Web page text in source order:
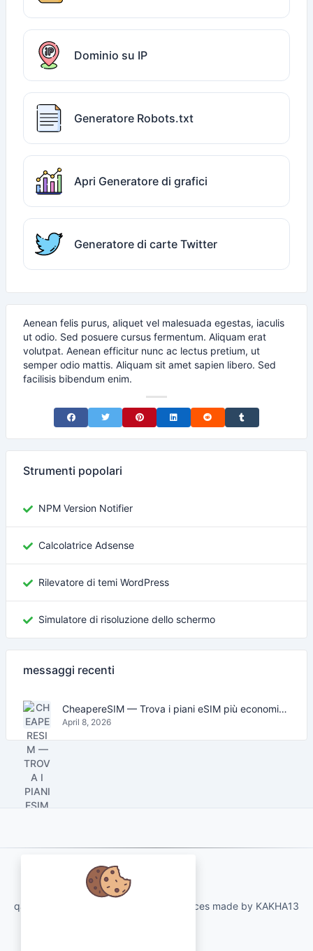
Dominio su IP
Generatore Robots.txt
Apri Generatore di grafici
Generatore di carte Twitter
Aenean felis purus, aliquet vel malesuada egestas, iaculis
ut odio. Sed posuere cursus fermentum. Aliquam erat
volutpat. Aenean efficitur nunc ac lectus pretium, ut
semper odio mattis. Aliquam sit amet sapien libero. Sed
facilisis bibendum enim.
Share on Facebook
Share on TwitterShare on Pinterest
Share on LinkedIn
Share on RedditShare on Tumblr
Strumenti popolari
NPM Version Notifier
Calcolatrice Adsense
Rilevatore di temi WordPress
Simulatore di risoluzione dello schermo
messaggi recenti
CheapereSIM — Trova i piani eSIM più economici per viaggiare nel 2026
April 8, 2026
qartvelo.com free online tools and services made by KAKHA13